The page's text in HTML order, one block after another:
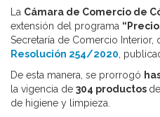
La Cámara de Comercio de
extensión del programa
Secretaría de Comercio Interior,
Resolución 254/2020,
De esta manera, se prorrogó
la vigencia de 304 productos
de higiene y limpieza.